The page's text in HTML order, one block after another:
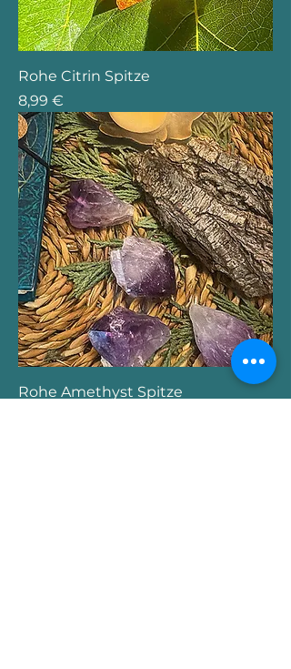
Rohe Citrin Spitze
Preis
8,99 €
Rohe Amethyst Spitze